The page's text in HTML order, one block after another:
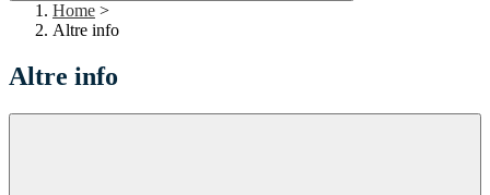
Home >
Altre info
Altre info